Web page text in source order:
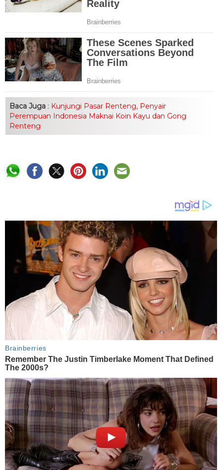
Baca Juga : Kunjungi Pasar Renteng, Penyair
Perempuan Indonesia Maknai Koin Kayu dan Gong
Renteng